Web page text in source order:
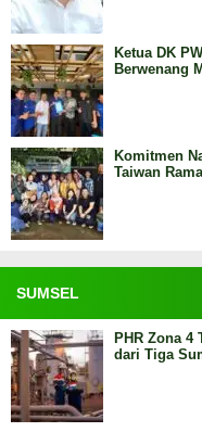
Ketua DK
Berwenang
Komitmen
Taiwan
SUMSEL
PHR Zona 4
dari Tiga